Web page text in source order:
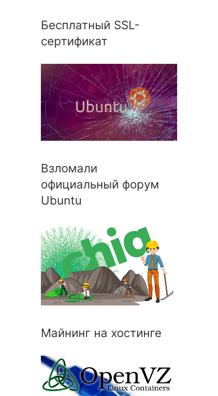
Бесплатный SSL-
сертификат
Взломали
официальный форум
Ubuntu
Майнинг на хостинге